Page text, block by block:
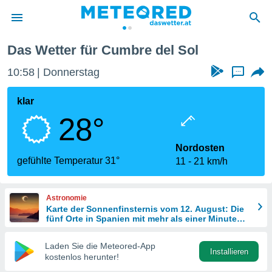
wurde
dass
sind.
diese
Das Wetter für Cumbre del Sol
10:58 Donnerstag ...
klar
28°
gefühlte Temperatur 31°
Nordosten
11
21 km/h
Astronomie
Karte der Sonnenfinsternis vom 12. August: Die
fünf Orte in Spanien mit mehr als einer Minute
Laden Sie die Meteored-App
kostenlos herunter!
Installieren